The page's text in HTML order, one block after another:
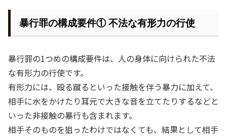
暴行罪の構成要件① 不法な有形力の行使
暴行罪の1つめの構成要件は、人の身体に向けられた不法
な有形力の行使です。
有形力には、殴る蹴るといった接触を伴う暴力に加えて、
相手に水をかけたり耳元で大きな音を立てたりするなどと
いった非接触の暴行も含まれます。
相手そのものを狙ったわけではなくても、結果として相手